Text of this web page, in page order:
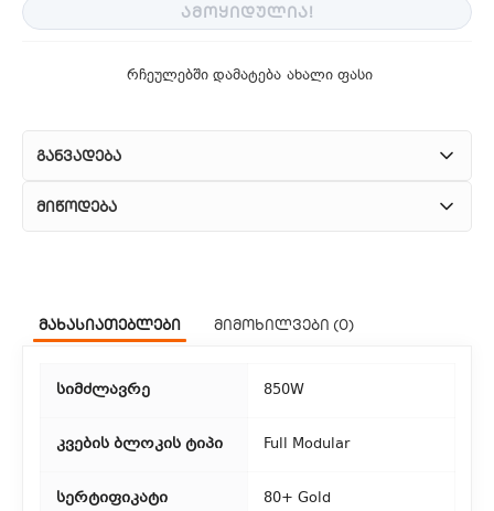
ᲐᲛᲝᲧᲘᲓᲣᲚᲘᲐ!
რჩეულებში დამატება ახალი ფასი
განვადება
მიწოდება
თბილისის მასშტაბით.
აიღოთ თქვენი შეკვეთა ჩვენი ფილიალიდან.
3. საფოსტო მიწოდება
მახასიათებლები მიმოხილვები (0)
სიმძლავრე 850W
კვების ბლოკის ტიპი Full Modular
სერტიფიკატი 80+ Gold